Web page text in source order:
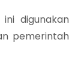
digunakan
pemerintah